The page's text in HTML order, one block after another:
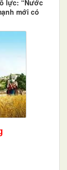
lực: “Nước
mới có